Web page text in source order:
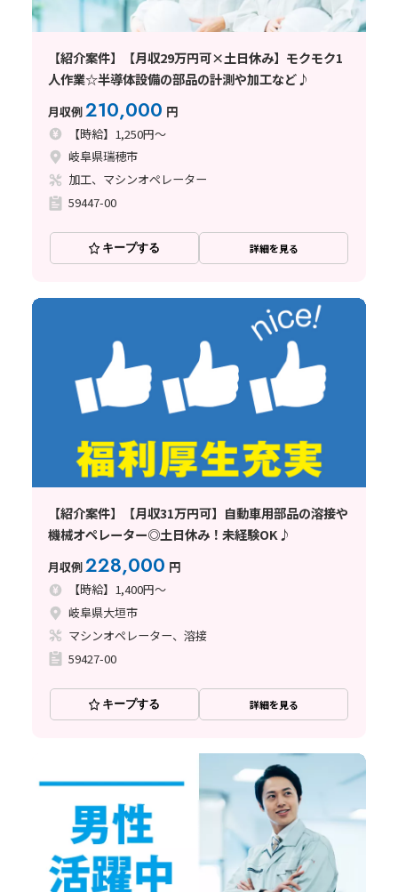
【紹介案件】【月収29万円可×土日休み】モクモク1
人作業☆半導体設備の部品の計測や加工など♪
月収例210,000 円
【時給】1,250円～
岐阜県瑞穂市
加工、マシンオペレーター
59447-00
キープする 詳細を見る
【紹介案件】【月収31万円可】自動車用部品の溶接や
機械オペレーター◎土日休み！未経験OK♪
月収例228,000 円
【時給】1,400円～
岐阜県大垣市
マシンオペレーター、溶接
59427-00
キープする 詳細を見る